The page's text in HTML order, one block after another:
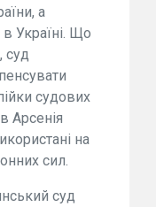
а
Україні. Що
суд
судових
Арсенія
на
сил.
суд